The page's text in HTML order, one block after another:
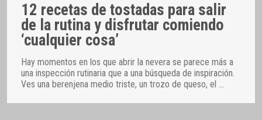
12 recetas de tostadas para salir
de la rutina y disfrutar comiendo
‘cualquier cosa’
Hay momentos en los que abrir la nevera se parece más a
una inspección rutinaria que a una búsqueda de inspiración.
Ves una berenjena medio triste, un trozo de queso, el